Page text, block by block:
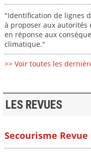
"Identification de lignes
à proposer aux autorités
en réponse aux
climatique."
>> Voir toutes les
LES REVUES
Secourisme Revue